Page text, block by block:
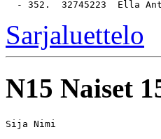
Sarjaluettelo
N15 Naiset
Sija Nimi